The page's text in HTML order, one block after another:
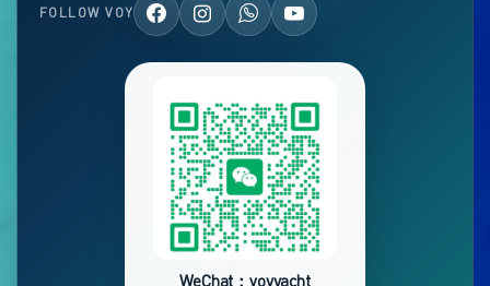
FOLLOW VOY
WeChat：voyyacht